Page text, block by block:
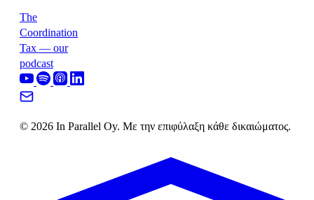
The
Coordination
Tax — our
podcast
© 2026 In Parallel Oy. Με την επιφύλαξη κάθε δικαιώματος.